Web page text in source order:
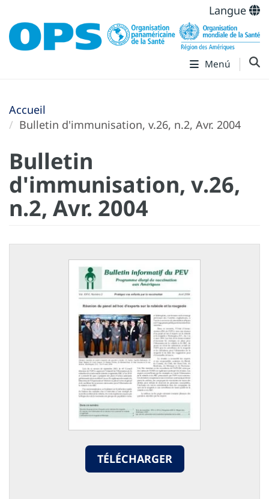
Langue
Menú
Accueil
Bulletin d'immunisation, v.26, n.2, Avr. 2004
Bulletin
d'immunisation, v.26,
n.2, Avr. 2004
TÉLÉCHARGER